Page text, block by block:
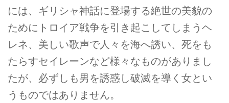
には、ギリシャ神話に登場する絶世の美貌の
ためにトロイア戦争を引き起こしてしまうヘ
レネ、美しい歌声で人々を海へ誘い、死をも
たらすセイレーンなど様々なものがありまし
たが、必ずしも男を誘惑し破滅を導く女とい
うものではありません。